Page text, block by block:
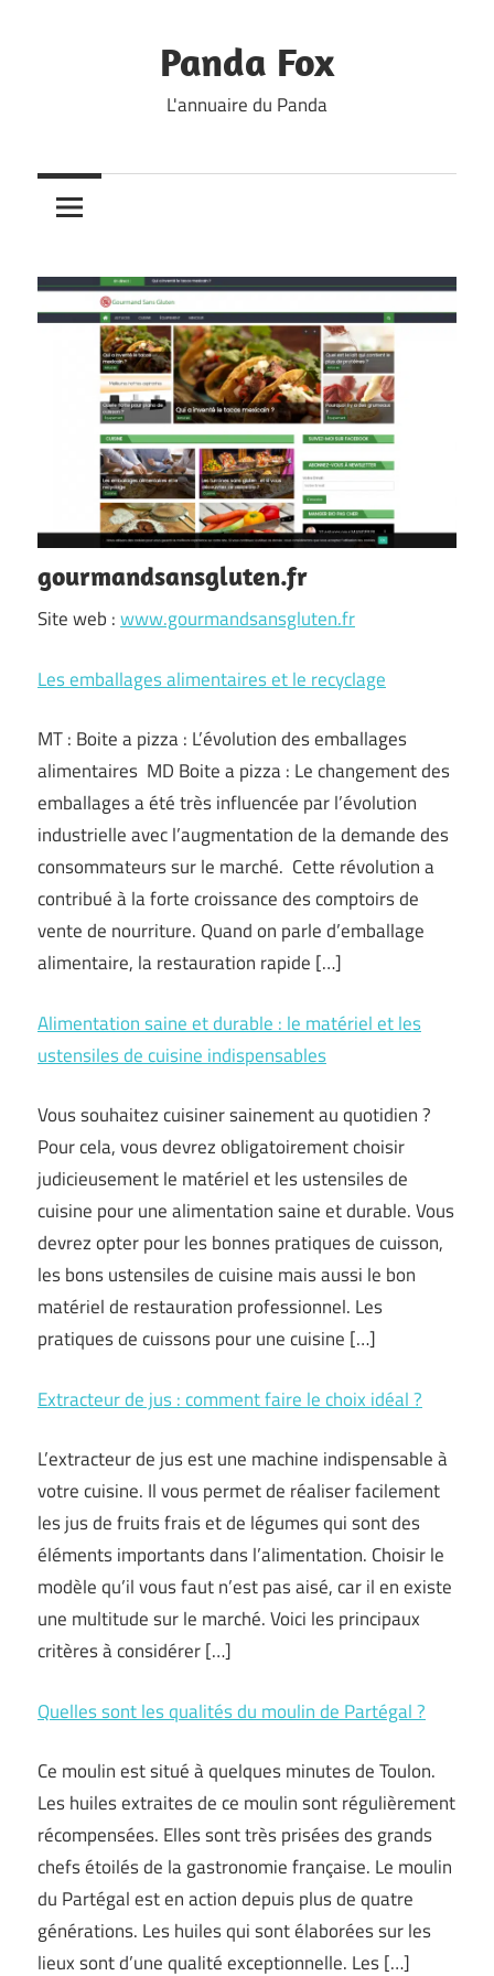
Panda Fox
L'annuaire du Panda
gourmandsansgluten.fr
Site web :www.gourmandsansgluten.fr
Les emballages alimentaires et le recyclage
MT : Boite a pizza : L’évolution des emballages
alimentaires MD Boite a pizza : Le changement des
emballages a été très influencée par l’évolution
industrielle avec l’augmentation de la demande des
consommateurs sur le marché. Cette révolution a
contribué à la forte croissance des comptoirs de
vente de nourriture. Quand on parle d’emballage
alimentaire, la restauration rapide […]
Alimentation saine et durable : le matériel et les
ustensiles de cuisine indispensables
Vous souhaitez cuisiner sainement au quotidien ?
Pour cela, vous devrez obligatoirement choisir
judicieusement le matériel et les ustensiles de
cuisine pour une alimentation saine et durable. Vous
devrez opter pour les bonnes pratiques de cuisson,
les bons ustensiles de cuisine mais aussi le bon
matériel de restauration professionnel. Les
pratiques de cuissons pour une cuisine […]
Extracteur de jus : comment faire le choix idéal ?
L’extracteur de jus est une machine indispensable à
votre cuisine. Il vous permet de réaliser facilement
les jus de fruits frais et de légumes qui sont des
éléments importants dans l’alimentation. Choisir le
modèle qu’il vous faut n’est pas aisé, car il en existe
une multitude sur le marché. Voici les principaux
critères à considérer […]
Quelles sont les qualités du moulin de Partégal ?
Ce moulin est situé à quelques minutes de Toulon.
Les huiles extraites de ce moulin sont régulièrement
récompensées. Elles sont très prisées des grands
chefs étoilés de la gastronomie française. Le moulin
du Partégal est en action depuis plus de quatre
générations. Les huiles qui sont élaborées sur les
lieux sont d’une qualité exceptionnelle. Les […]